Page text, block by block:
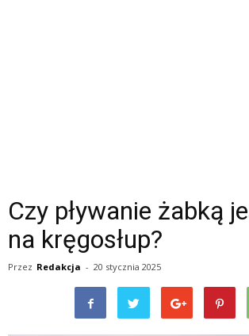
Czy pływanie żabką
na kręgosłup?
Przez Redakcja - 20 stycznia 2025